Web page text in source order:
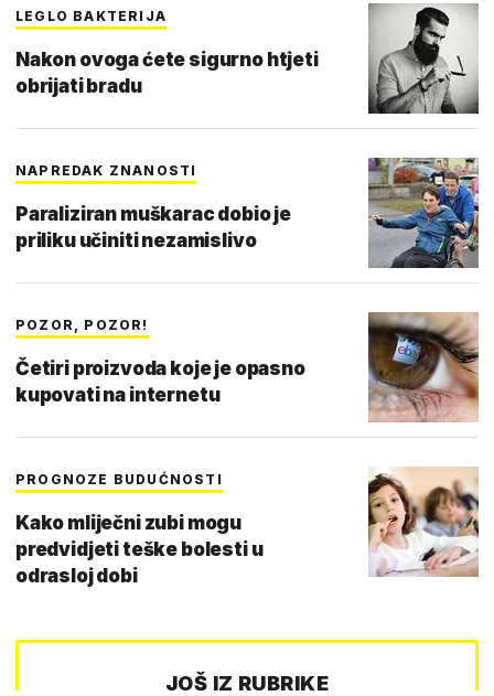
LEGLO BAKTERIJA
Nakon ovoga ćete sigurno htjeti
obrijati bradu
NAPREDAK ZNANOSTI
Paraliziran muškarac dobio je
priliku učiniti nezamislivo
POZOR, POZOR!
Četiri proizvoda koje je opasno
kupovati na internetu
PROGNOZE BUDUĆNOSTI
Kako mliječni zubi mogu
predvidjeti teške bolesti u
odrasloj dobi
JOŠ IZ RUBRIKE